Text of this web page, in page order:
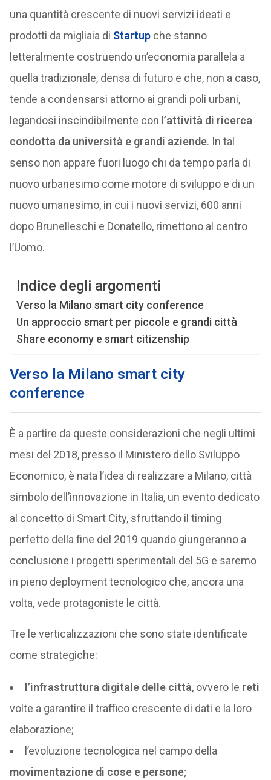
una quantità crescente di nuovi servizi ideati e
prodotti da migliaia di Startup che stanno
letteralmente costruendo un’economia parallela a
quella tradizionale, densa di futuro e che, non a caso,
tende a condensarsi attorno ai grandi poli urbani,
legandosi inscindibilmente con l ’attività di ricerca
condotta da università e grandi aziende. In tal
senso non appare fuori luogo chi da tempo parla di
nuovo urbanesimo come motore di sviluppo e di un
nuovo umanesimo, in cui i nuovi servizi, 600 anni
dopo Brunelleschi e Donatello, rimettono al centro
l’Uomo.
Indice degli argomenti
Verso la Milano smart city conference
Un approccio smart per piccole e grandi città
Share economy e smart citizenship
Verso la Milano smart city
conference
È a partire da queste considerazioni che negli ultimi
mesi del 2018, presso il Ministero dello Sviluppo
Economico, è nata l’idea di realizzare a Milano, città
simbolo dell’innovazione in Italia, un evento dedicato
al concetto di Smart City, sfruttando il timing
perfetto della fine del 2019 quando giungeranno a
conclusione i progetti sperimentali del 5G e saremo
in pieno deployment tecnologico che, ancora una
volta, vede protagoniste le città.
Tre le verticalizzazioni che sono state identificate
come strategiche:
l’infrastruttura digitale delle città, ovvero le reti
volte a garantire il traffico crescente di dati e la loro
elaborazione;
l’evoluzione tecnologica nel campo della
movimentazione di cose e persone;